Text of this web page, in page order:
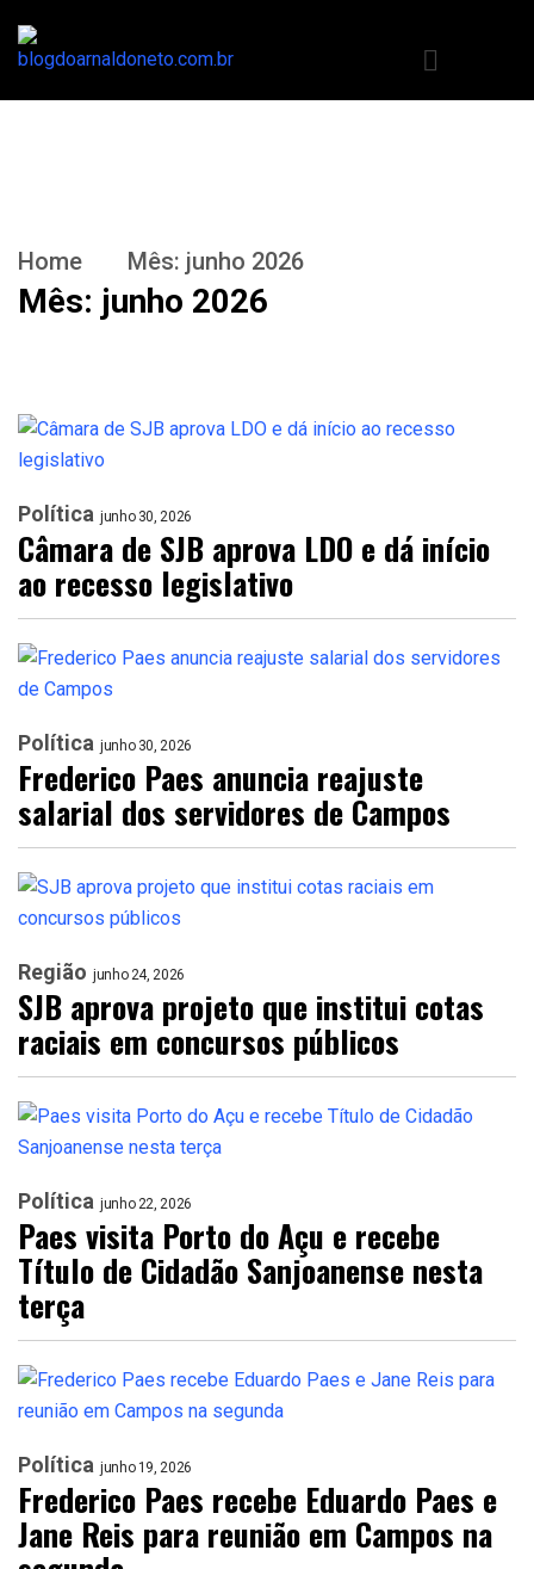
Home Mês: junho 2026
Mês: junho 2026
Política junho 30, 2026
Câmara de SJB aprova LDO e dá início
ao recesso legislativo
Política junho 30, 2026
Frederico Paes anuncia reajuste
salarial dos servidores de Campos
Região junho 24, 2026
SJB aprova projeto que institui cotas
raciais em concursos públicos
Política junho 22, 2026
Paes visita Porto do Açu e recebe
Título de Cidadão Sanjoanense nesta
terça
Política junho 19, 2026
Frederico Paes recebe Eduardo Paes e
Jane Reis para reunião em Campos na